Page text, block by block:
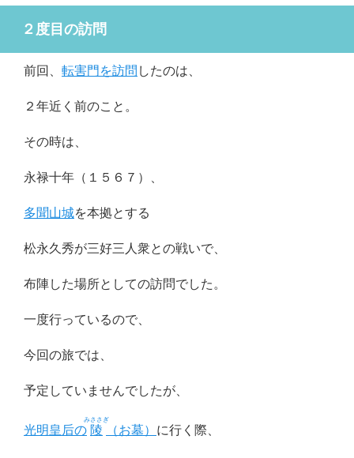
２度目の訪問
前回、 転害門を訪問 したのは、
２年近く前のこと。
その時は、
永禄十年（１５６７）、
多聞山城を本拠とする
松永久秀が三好三人衆との戦いで、
布陣した場所としての訪問でした。
一度行っているので、
今回の旅では、
予定していませんでしたが、
光明皇后の 陵
みささぎ
（お墓） に行く際、